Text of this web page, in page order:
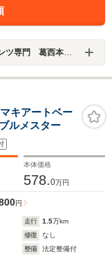
（株）ティーユーシー
キアートベー
ルメスター
本体価格
578.0万円
円
走行 1.5万km
修復
なし
整備
法定整備付